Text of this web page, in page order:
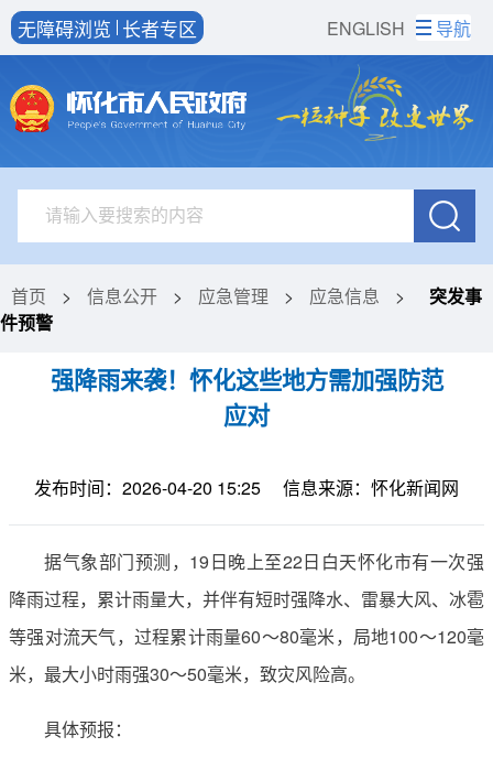
ENGLISH
无障碍浏览 长者专区 导航
首页 > 信息公开 > 应急管理 > 应急信息 >
突发事
件预警
强降雨来袭！怀化这些地方需加强防范
应对
发布时间：2026-04-20 15:25 信息来源：怀化新闻网
据气象部门预测，19日晚上至22日白天怀化市有一次强
降雨过程，累计雨量大，并伴有短时强降水、雷暴大风、冰雹
等强对流天气，过程累计雨量60～80毫米，局地100～120毫
米，最大小时雨强30～50毫米，致灾风险高。
具体预报：